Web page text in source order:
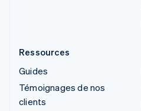
Ressources
Guides
Témoignages de nos
clients